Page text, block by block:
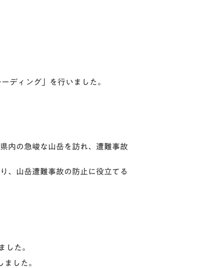
ディング」を行いました。
内の急峻な山岳を訪れ、遭難事故
、山岳遭難事故の防止に役立てる
した。
した。